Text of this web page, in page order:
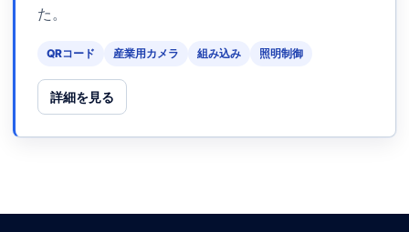
た。
QRコード 産業用カメラ 組み込み 照明制御
詳細を見る